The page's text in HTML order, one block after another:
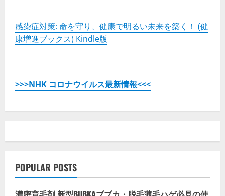
感染症対策: 命を守り、健康で明るい未来を築く！ (健
康増進ブックス) Kindle版
>>>NHK コロナウイルス最新情報<<<
POPULAR POSTS